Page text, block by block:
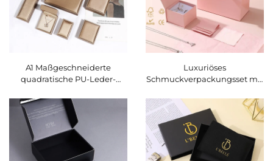
A1 Maßgeschneiderte
quadratische PU-Leder-
tragbar und reisefreundlich,
zur Aufbewahrung von
Ringen, Halsketten und
Armbändern, Verpackung
Luxuriöses
Schmuckverpackungsset mit
Schachtel für Halskette, Ring
und Ohrringe mit Papiertüte
– Großhandel,
personalisiertes
Schmuckverpackungsset,